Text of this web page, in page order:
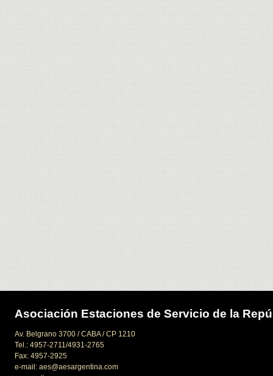
Asociación Estaciones de Servicio de la
Av. Belgrano 3700 / CABA / CP 1210
Tel.: 4957-2711/4931-2765
Fax: 4957-2925
e-mail: aes@aesargentina.com